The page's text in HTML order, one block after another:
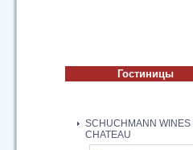
Гостиницы
SCHUCHMANN WINES
CHATEAU